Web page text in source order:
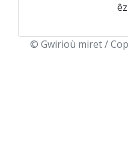
© Gwirioù miret /